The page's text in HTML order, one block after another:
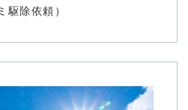
駆除依頼）